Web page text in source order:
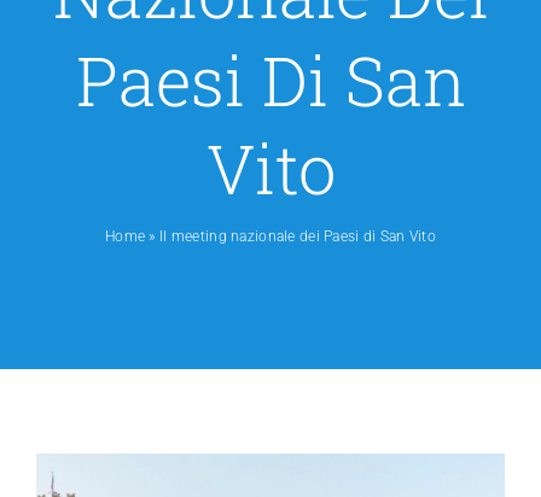
Paesi Di San
Vito
Home » Il meeting nazionale dei Paesi di San Vito